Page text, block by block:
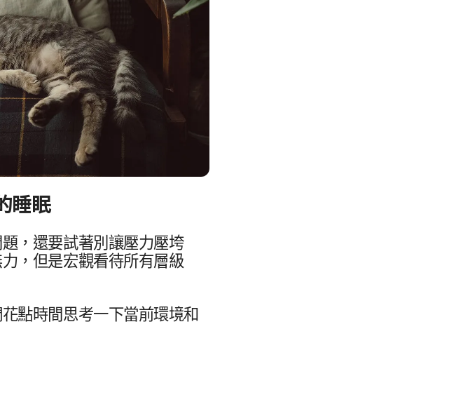
睡眠
，​還要​試​著​別​讓​壓力​壓垮​
，​但是​宏觀​看待​所有​層​級​
點時間​思考一​下​當前​環境​和​